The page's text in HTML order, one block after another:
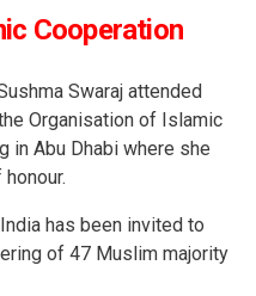
Cooperation
Swaraj attended
Organisation of Islamic
in Abu Dhabi where she
has been invited to
of 47 Muslim majority